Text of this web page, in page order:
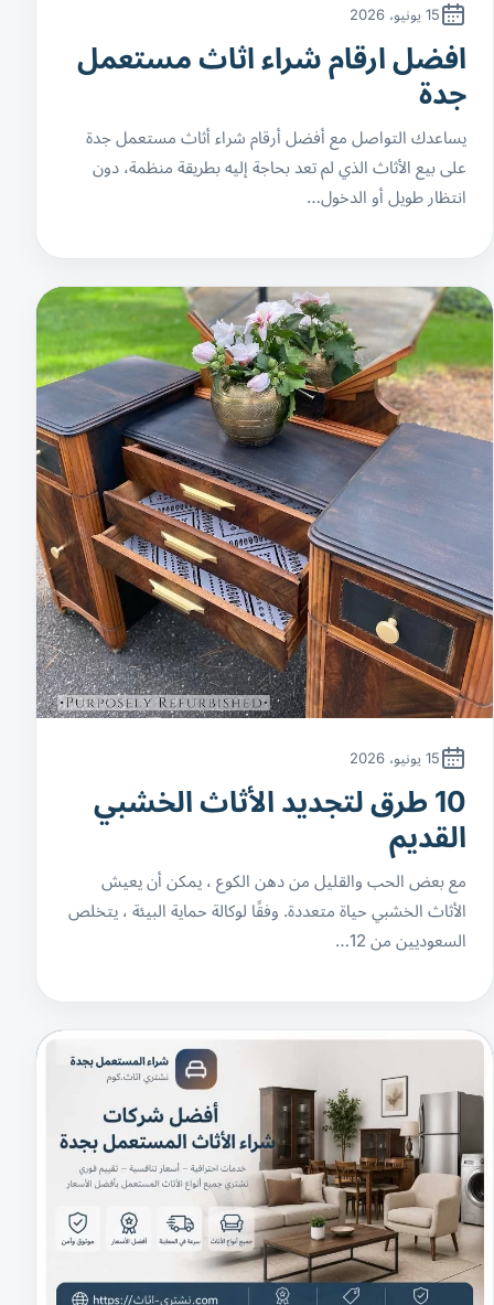
15 يونيو، 2026
افضل ارقام شراء اثاث مستعمل
جدة
يساعدك التواصل مع أفضل أرقام شراء أثاث مستعمل جدة
على بيع الأثاث الذي لم تعد بحاجة إليه بطريقة منظمة، دون
انتظار طويل أو الدخول…
15 يونيو، 2026
10 طرق لتجديد الأثاث الخشبي
القديم
مع بعض الحب والقليل من دهن الكوع ، يمكن أن يعيش
الأثاث الخشبي حياة متعددة. وفقًا لوكالة حماية البيئة ، يتخلص
السعوديين من 12…